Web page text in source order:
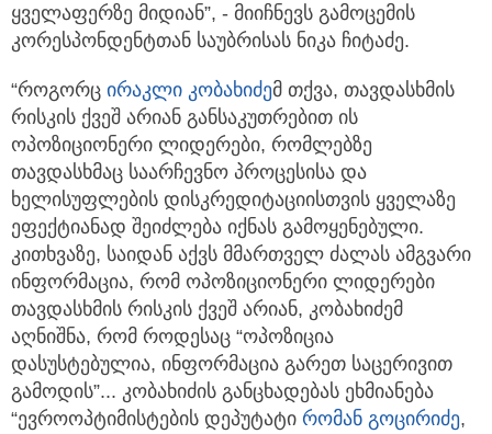
ყველაფერზე მიდიან”, - მიიჩნევს გამოცემის
კორესპონდენტთან საუბრისას ნიკა ჩიტაძე.
“როგორც ირაკლი კობახიძემ თქვა, თავდასხმის
რისკის ქვეშ არიან განსაკუთრებით ის
ოპოზიციონერი ლიდერები, რომლებზე
თავდასხმაც საარჩევნო პროცესისა და
ხელისუფლების დისკრედიტაციისთვის ყველაზე
ეფექტიანად შეიძლება იქნას გამოყენებული.
კითხვაზე, საიდან აქვს მმართველ ძალას ამგვარი
ინფორმაცია, რომ ოპოზიციონერი ლიდერები
თავდასხმის რისკის ქვეშ არიან, კობახიძემ
აღნიშნა, რომ როდესაც “ოპოზიცია
დასუსტებულია, ინფორმაცია გარეთ საცერივით
გამოდის”... კობახიძის განცხადებას ეხმიანება
“ევროოპტიმისტების დეპუტატი რომან გოცირიძე,